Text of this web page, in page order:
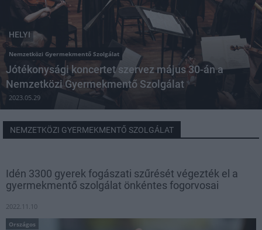
HELYI
Nemzetközi Gyermekmentő Szolgálat
Jótékonysági koncertet szervez május 30-án a
Nemzetközi Gyermekmentő Szolgálat
2023.05.29
NEMZETKÖZI GYERMEKMENTŐ SZOLGÁLAT
Idén 3300 gyerek fogászati szűrését végezték el a
gyermekmentő szolgálat önkéntes fogorvosai
2022.11.10
Országos